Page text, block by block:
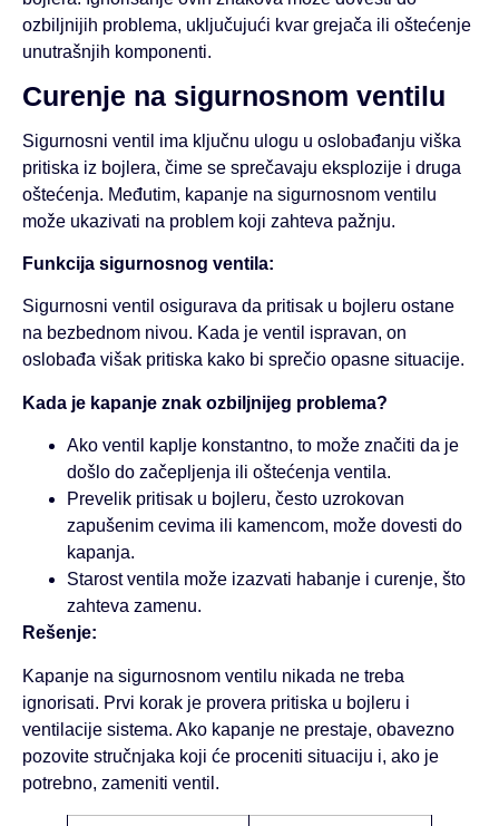
ozbiljnijih problema, uključujući kvar grejača ili oštećenje
unutrašnjih komponenti.
Curenje na sigurnosnom ventilu
Sigurnosni ventil ima ključnu ulogu u oslobađanju viška
pritiska iz bojlera, čime se sprečavaju eksplozije i druga
oštećenja. Međutim, kapanje na sigurnosnom ventilu
može ukazivati na problem koji zahteva pažnju.
Funkcija sigurnosnog ventila:
Sigurnosni ventil osigurava da pritisak u bojleru ostane
na bezbednom nivou. Kada je ventil ispravan, on
oslobađa višak pritiska kako bi sprečio opasne situacije.
Kada je kapanje znak ozbiljnijeg problema?
Ako ventil kaplje konstantno, to može značiti da je
došlo do začepljenja ili oštećenja ventila.
Prevelik pritisak u bojleru, često uzrokovan
zapušenim cevima ili kamencom, može dovesti do
kapanja.
Starost ventila može izazvati habanje i curenje, što
zahteva zamenu.
Rešenje:
Kapanje na sigurnosnom ventilu nikada ne treba
ignorisati. Prvi korak je provera pritiska u bojleru i
ventilacije sistema. Ako kapanje ne prestaje, obavezno
pozovite stručnjaka koji će proceniti situaciju i, ako je
potrebno, zameniti ventil.